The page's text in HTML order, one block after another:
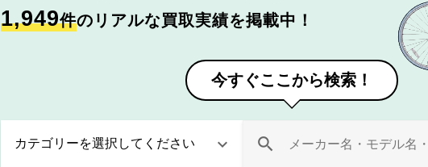
1,949件のリアルな買取実績を掲載中！
今すぐここから検索！